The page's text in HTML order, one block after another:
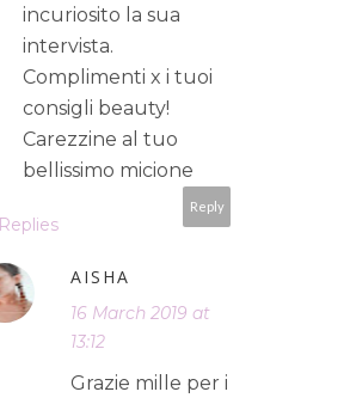
incuriosito la sua
intervista.
Complimenti x i tuoi
consigli beauty!
Carezzine al tuo
bellissimo micione
Reply
Replies
AISHA
16 March 2019 at
13:12
Grazie mille per i